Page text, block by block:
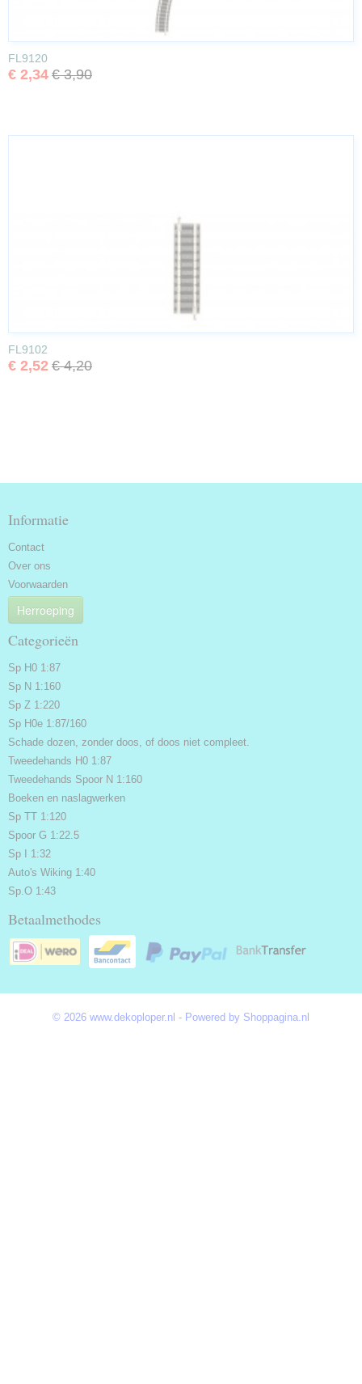
FL9120
€ 2,34 € 3,90
FL9102
€ 2,52 € 4,20
Informatie
Contact
Over ons
Voorwaarden
Herroeping
Categorieën
Sp H0 1:87
Sp N 1:160
Sp Z 1:220
Sp H0e 1:87/160
Schade dozen, zonder doos, of doos niet compleet.
Tweedehands H0 1:87
Tweedehands Spoor N 1:160
Boeken en naslagwerken
Sp TT 1:120
Spoor G 1:22.5
Sp I 1:32
Auto's Wiking 1:40
Sp.O 1:43
Betaalmethodes
© 2026 www.dekoploper.nl - Powered by Shoppagina.nl